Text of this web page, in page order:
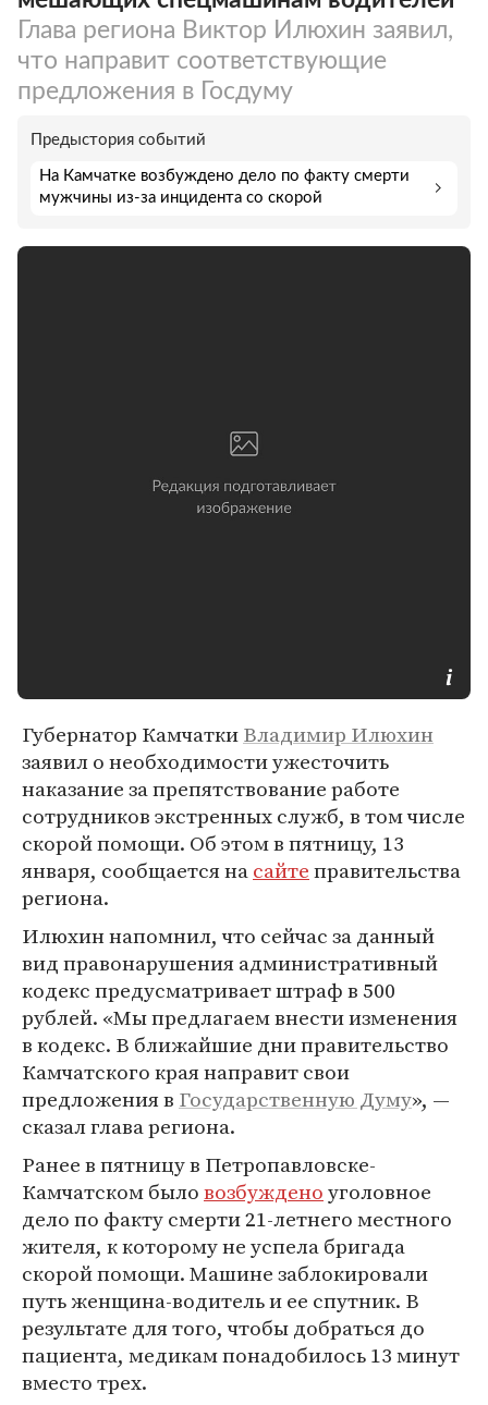
Глава региона Виктор Илюхин заявил,
что направит соответствующие
предложения в Госдуму
Предыстория событий
На Камчатке возбуждено дело по факту смерти
мужчины из-за инцидента со скорой
Губернатор КамчаткиВладимир Илюхин
заявил о необходимости ужесточить
наказание за препятствование работе
сотрудников экстренных служб, в том числе
скорой помощи. Об этом в пятницу, 13
января, сообщается насайтеправительства
региона.
Илюхин напомнил, что сейчас за данный
вид правонарушения административный
кодекс предусматривает штраф в 500
рублей. «Мы предлагаем внести изменения
в кодекс. В ближайшие дни правительство
Камчатского края направит свои
предложения в Государственную Думу», —
сказал глава региона.
Ранее в пятницу в Петропавловске-
Камчатском быловозбужденоуголовное
дело по факту смерти 21-летнего местного
жителя, к которому не успела бригада
скорой помощи. Машине заблокировали
путь женщина-водитель и ее спутник. В
результате для того, чтобы добраться до
пациента, медикам понадобилось 13 минут
вместо трех.